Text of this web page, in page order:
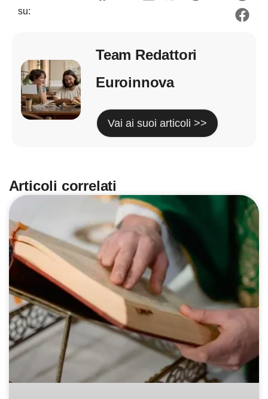
su:
Team Redattori
Euroinnova
Vai ai suoi articoli >>
Articoli correlati